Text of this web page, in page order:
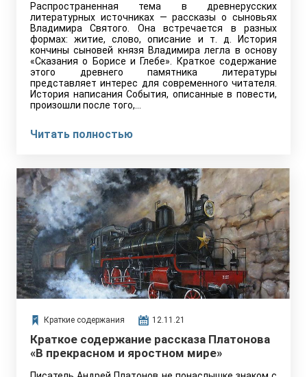
Распространенная тема в древнерусских
литературных источниках — рассказы о сыновьях
Владимира Святого. Она встречается в разных
формах: житие, слово, описание и т. д. История
кончины сыновей князя Владимира легла в основу
«Сказания о Борисе и Глебе». Краткое содержание
этого древнего памятника литературы
представляет интерес для современного читателя.
История написания События, описанные в повести,
произошли после того,…
Читать полностью
Краткие содержания 12.11.21
Краткое содержание рассказа Платонова
«В прекрасном и яростном мире»